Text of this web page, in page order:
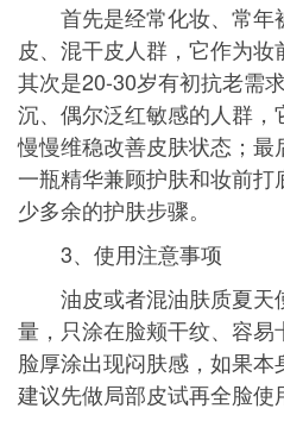
首先是经常化妆、常年
皮、混干皮人群，它作为妆
其次是20-30岁有初抗老需
沉、偶尔泛红敏感的人群
慢慢维稳改善皮肤状态；
一瓶精华兼顾护肤和妆前
少多余的护肤步骤。
3、使用注意事项
油皮或者混油肤质夏天
量，只涂在脸颊干纹、容
脸厚涂出现闷肤感，如果本
建议先做局部皮试再全脸使